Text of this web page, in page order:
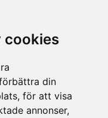
cookies
din
för att visa
annonser,